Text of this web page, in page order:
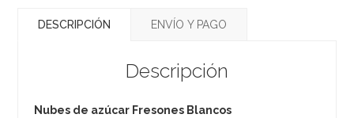
DESCRIPCIÓN ENVÍO Y PAGO
Descripción
Nubes de azúcar Fresones Blancos